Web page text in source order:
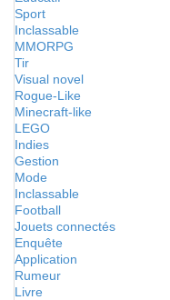
Sport
Inclassable
MMORPG
Tir
Visual novel
Rogue-Like
Minecraft-like
LEGO
Indies
Gestion
Mode
Inclassable
Football
Jouets connectés
Enquête
Application
Rumeur
Livre